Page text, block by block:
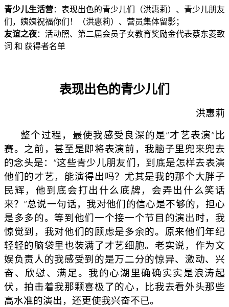
青少儿生活营：表现出色的青少儿们（洪惠莉）、青少儿朋友
们，姨姨祝福你们！（洪惠莉）、营员集体留影；
友谊之夜：活动照、第二届会员子女教育奖励金代表蔡东菱致
词 和 获得者名单
表现出色的青少儿们
洪惠莉
整个过程，最使我感受良深的是“才艺表演”比
赛。之前，甚至是即将表演前，我脑子里兜来兜去
的念头是：“这些青少儿朋友们，到底是怎样去表演
他们的才艺，能演得出吗？尤其是我的那个大胖子
民辉，他到底会打出什么底牌，会弄出什么笑话
来？”总说一句话，我对他们的信心是不够的，担心
是多多的。等到他们一个接一个节目的演出时，我
惊觉到，我对他们的顾虑是多余的。原来他们年纪
轻轻的脑袋里也装满了才艺细胞。老实说，作为文
娱负责人的我感受到的是万二分的惊异、激动、兴
奋、欣慰、满足。我的心湖里确确实实是浪涛起
伏，拍击着我那颗喜极了的心，比我去看外头那些
高水准的演出，还更使我兴奋不已。